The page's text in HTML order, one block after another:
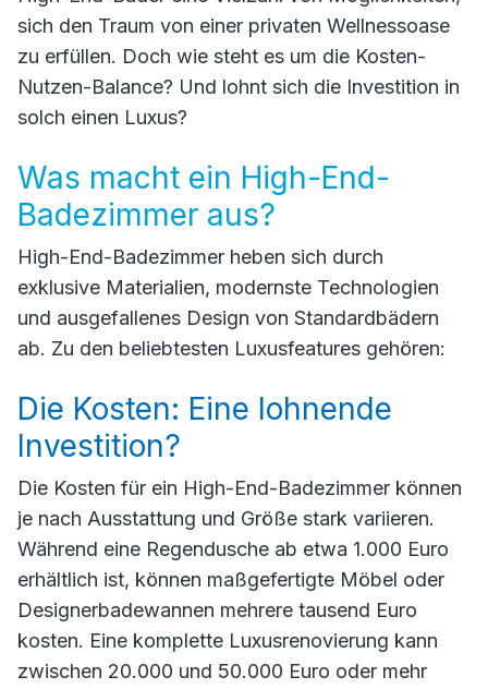
sich den Traum von einer privaten Wellnessoase
zu erfüllen. Doch wie steht es um die Kosten-
Nutzen-Balance? Und lohnt sich die Investition in
solch einen Luxus?
Was macht ein High-End-
Badezimmer aus?
High-End-Badezimmer heben sich durch
exklusive Materialien, modernste Technologien
und ausgefallenes Design von Standardbädern
ab. Zu den beliebtesten Luxusfeatures gehören:
Die Kosten: Eine lohnende
Investition?
Die Kosten für ein High-End-Badezimmer können
je nach Ausstattung und Größe stark variieren.
Während eine Regendusche ab etwa 1.000 Euro
erhältlich ist, können maßgefertigte Möbel oder
Designerbadewannen mehrere tausend Euro
kosten. Eine komplette Luxusrenovierung kann
zwischen 20.000 und 50.000 Euro oder mehr